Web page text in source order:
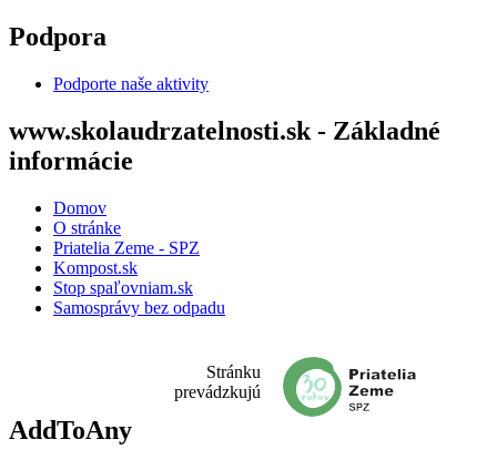
Skočiť na hlavný obsah
Podpora
Podporte naše aktivity
www.skolaudrzatelnosti.sk - Základné
informácie
Domov
O stránke
Priatelia Zeme - SPZ
Kompost.sk
Stop spaľovniam.sk
Samosprávy bez odpadu
Stránku
prevádzkujú
AddToAny